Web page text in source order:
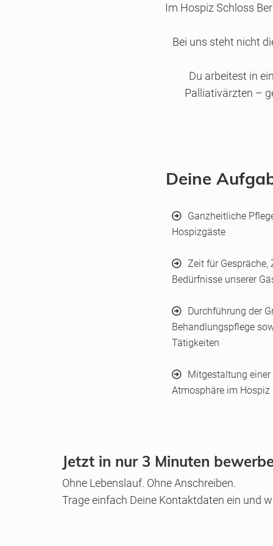
Im Hospiz Schloss
Bei uns steht nicht
Du arbeitest in
Palliativärzten –
Deine
Ganzheitliche
Hospizgäste
Zeit für
Bedürfnisse unserer
Durchführung der
Behandlungspflege
Tätigkeiten
Mitgestaltung
Atmosphäre im Hospiz
Jetzt in nur 3 Minuten
Ohne Lebenslauf. Ohne Anschreiben.
Trage einfach Deine Kontaktdaten ein und